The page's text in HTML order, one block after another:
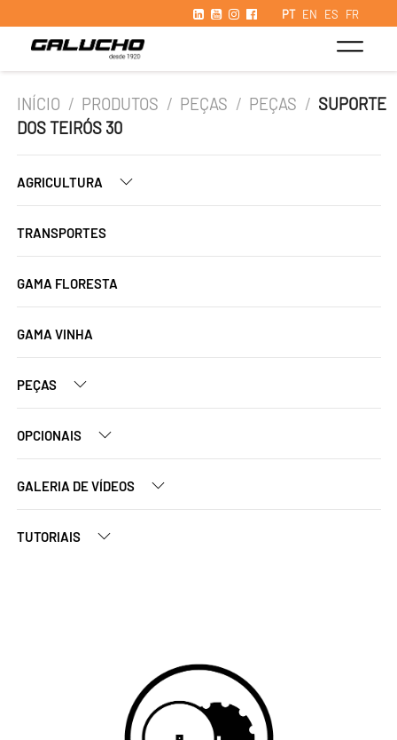
PT EN ES FR
INÍCIO / PRODUTOS / PEÇAS / PEÇAS / SUPORTE
DOS TEIRÓS 30
AGRICULTURA
TRANSPORTES
GAMA FLORESTA
GAMA VINHA
PEÇAS
OPCIONAIS
GALERIA DE VÍDEOS
TUTORIAIS